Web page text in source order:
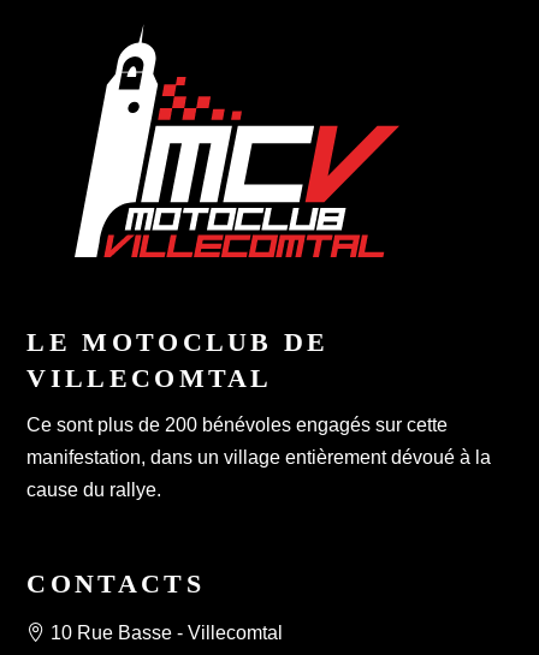
LE MOTOCLUB DE
VILLECOMTAL
Ce sont plus de 200 bénévoles engagés sur cette
manifestation, dans un village entièrement dévoué à la
cause du rallye.
CONTACTS
10 Rue Basse - Villecomtal